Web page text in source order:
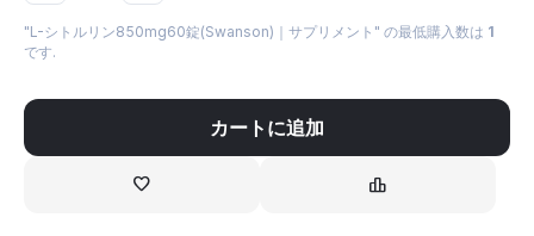
"L-シトルリン850mg60錠(Swanson)｜サプリメント" の最低購入数は 1
です.
カートに追加